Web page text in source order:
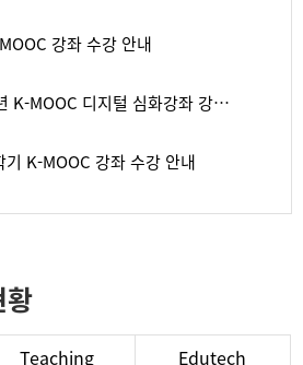
강좌 수강 안내
국립군산대학교 2026년 K-MOOC 디지털 심화강좌 강좌 수강 안내
K-MOOC 강좌 수강 안내
황
Teaching Edutech